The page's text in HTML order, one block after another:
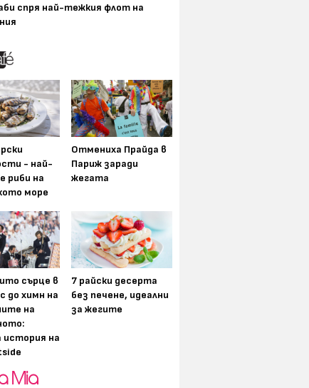
спря най-тежкия флот на
- най-
риби на
море
Отмениха Прайда в
Париж заради
жегата
сърце в
до химн на
на
история на
7 райски десерта
без печене, идеални
за жегите